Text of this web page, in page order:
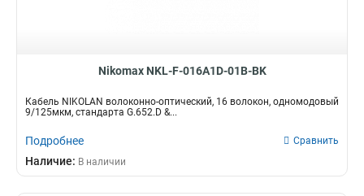
Nikomax NKL-F-016A1D-01B-BK
Кабель NIKOLAN волоконно-оптический, 16 волокон, одномодовый
9/125мкм, стандарта G.652.D &...
Подробнее Сравнить
Наличие: В наличии